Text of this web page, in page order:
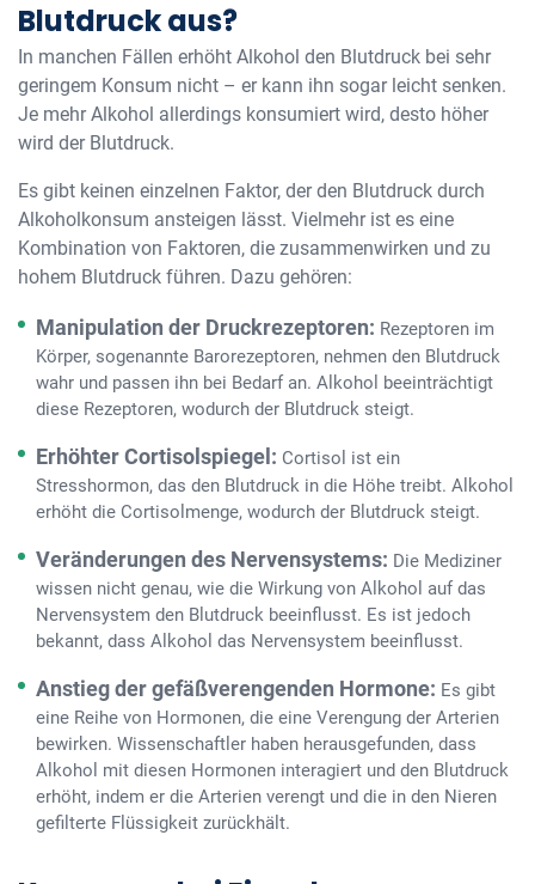
Blutdruck aus?
In manchen Fällen erhöht Alkohol den Blutdruck bei sehr
geringem Konsum nicht – er kann ihn sogar leicht senken.
Je mehr Alkohol allerdings konsumiert wird, desto höher
wird der Blutdruck.
Es gibt keinen einzelnen Faktor, der den Blutdruck durch
Alkoholkonsum ansteigen lässt. Vielmehr ist es eine
Kombination von Faktoren, die zusammenwirken und zu
hohem Blutdruck führen. Dazu gehören:
Manipulation der Druckrezeptoren: Rezeptoren im
Körper, sogenannte Barorezeptoren, nehmen den Blutdruck
wahr und passen ihn bei Bedarf an. Alkohol beeinträchtigt
diese Rezeptoren, wodurch der Blutdruck steigt.
Erhöhter Cortisolspiegel: Cortisol ist ein
Stresshormon, das den Blutdruck in die Höhe treibt. Alkohol
erhöht die Cortisolmenge, wodurch der Blutdruck steigt.
Veränderungen des Nervensystems: Die Mediziner
wissen nicht genau, wie die Wirkung von Alkohol auf das
Nervensystem den Blutdruck beeinflusst. Es ist jedoch
bekannt, dass Alkohol das Nervensystem beeinflusst.
Anstieg der gefäßverengenden Hormone: Es gibt
eine Reihe von Hormonen, die eine Verengung der Arterien
bewirken. Wissenschaftler haben herausgefunden, dass
Alkohol mit diesen Hormonen interagiert und den Blutdruck
erhöht, indem er die Arterien verengt und die in den Nieren
gefilterte Flüssigkeit zurückhält.